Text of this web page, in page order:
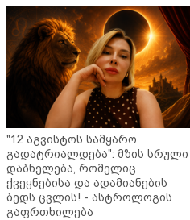
"12 აგვისტოს სამყარო
გადატრიალდება": მზის სრული
დაბნელება, რომელიც
ქვეყნებისა და ადამიანების
ბედს ცვლის! - ასტროლოგის
გაფრთხილება